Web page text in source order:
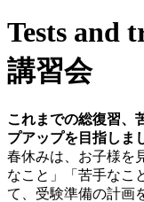
Tests and
講習会
これまでの総復習、
プアップを目指しま
春休みは、お子様を
なこと」「苦手なこ
て、受験準備の計画